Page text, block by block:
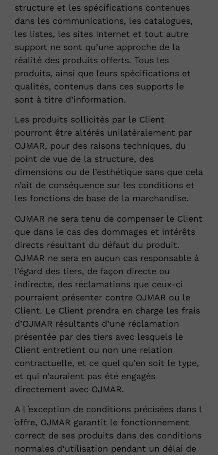
structure et les spécifications contenues
dans les communications, les catalogues,
les listes, les sites Internet et tout autre
support ne sont qu’une approche de la
réalité des produits offerts. Tous les
produits, ainsi que leurs spécifications et
qualités, contenus dans ces supports le
sont à titre d’information.
Les produits sollicités par le Client
pourront être altérés unilatéralement par
OJMAR, pour des raisons techniques, du
point de vue de la structure, des
dimensions ou de l’esthétique sans que cela
n’ait de conséquence sur les conditions et
les fonctions de base de la marchandise.
OJMAR ne sera tenu de compenser le Client
que dans le cas des dommages et intérêts
directs résultant du défaut du produit.
OJMAR ne sera en aucun cas responsable à
l’égard des tiers, de façon directe ou
indirecte, des réclamations que ceux-ci
pourraient présenter contre OJMAR ou le
Client. Le Client prendra en charge les frais
d’OJMAR résultants d’une réclamation
présentée par des tiers avec lesquels le
Client entretient ou non une relation
contractuelle, et ce quel qu’en soit le type,
et qui n’auraient pas été engagés
directement avec OJMAR.
A l ́exception de conditions précisées dans l
́offre, OJMAR garantit le fonctionnement
correct de ses produits dans des conditions
normales d’utilisation pendant un délai de